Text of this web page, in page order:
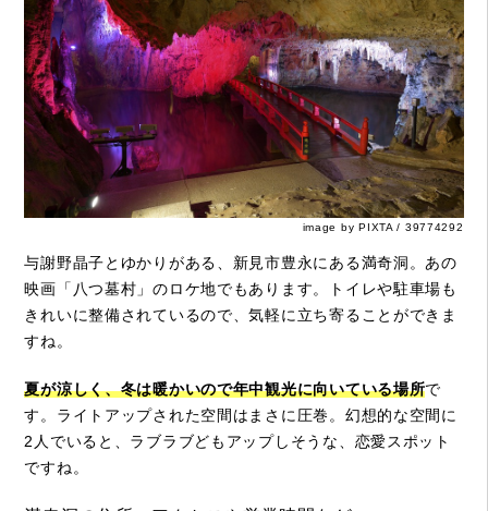
image by PIXTA / 39774292
与謝野晶子とゆかりがある、新見市豊永にある満奇洞。あの
映画「八つ墓村」のロケ地でもあります。トイレや駐車場も
きれいに整備されているので、気軽に立ち寄ることができま
すね。
夏が涼しく、冬は暖かいので年中観光に向いている場所で
す。ライトアップされた空間はまさに圧巻。幻想的な空間に
2人でいると、ラブラブどもアップしそうな、恋愛スポット
ですね。